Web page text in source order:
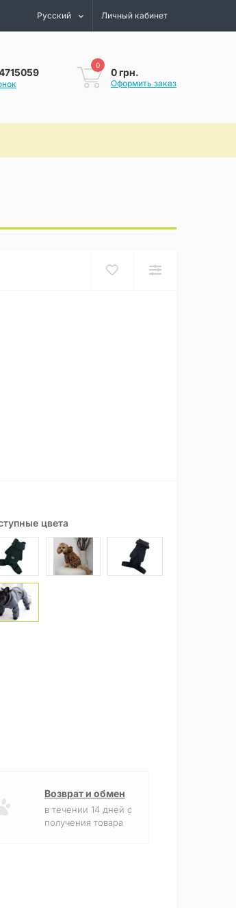
Русский Личный кабинет
0
0 грн.
Оформить заказ
цвета
Возврат и обмен
в течении 14 дней с
получения товара